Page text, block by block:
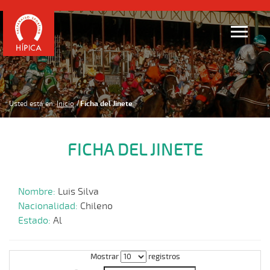
Usted está en: Inicio Ficha del Jinete
FICHA DEL JINETE
Nombre: Luis Silva
Nacionalidad: Chileno
Estado: Al
Mostrar
registros